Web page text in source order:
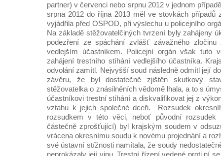
partner) v červenci nebo srpnu 2012 v jednom
srpna 2012 do října 2013 měl ve stovkách případů
vyjádřila před OSPOD, při výslechu u policejního
Na základě stěžovatelčiných tvrzení byly zahájeny
podezření ze spáchání zvlášť závažného zločinu
vedlejším účastníkem. Policejní orgán však tuto
zahájení trestního stíhání vedlejšího účastníka.
odvolání zamítl. Nejvyšší soud následně odmítl její
závěru, že byl dostatečně zjištěn skutkový
stěžovatelka o znásilněních vědomě lhala, a to s
účastníkovi trestní stíhání a diskvalifikovat jej z
vztahu k jejich společné dceři. Rozsudek
rozsudkem v této věci, neboť původní rozsudek
částečně zprošťující) byl krajským soudem v
vrácena okresnímu soudu k novému projednání a
své ústavní stížnosti namítala, že soudy
neprokázaly její vinu. Trestní řízení vedené proti ní